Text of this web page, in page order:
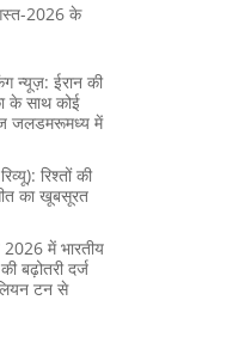
2026 के
न्यूज़: ईरान की
के साथ कोई
जलडमरूमध्य में
रिश्तों की
का खूबसूरत
में भारतीय
बढ़ोतरी दर्ज
टन से